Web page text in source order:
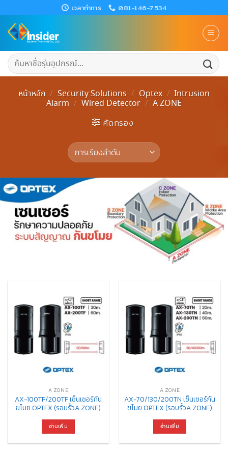
to
content
เวลาทำการ 081-146-7534
ค้นหา:
หน้าหลัก / Security Solutions / Optex / Intrusion
Alarm / Wired Detector / A ZONE
คัดกรอง
A ZONE
AX-100TF/200TF เซ็นเซอร์กัน
ขโมย OPTEX (รอบรั้วA ZONE)
อ่านเพิ่ม
A ZONE
AX-70/130/200TN เซ็นเซอร์กัน
ขโมย OPTEX (รอบรั้วA ZONE)
อ่านเพิ่ม